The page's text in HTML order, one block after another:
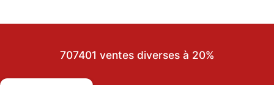
707401 ventes diverses à 20%